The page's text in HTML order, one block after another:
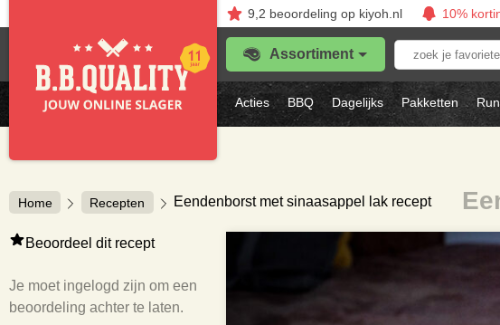
9,2 beoordelingop kiyoh.nl 10%
Assortiment
Zoek
je
favoriete
stuk
vlees..
Acties BBQ Dagelijks Pakketten
Home Recepten Eendenborst met sinaasappel lak recept
Beoordeel dit recept
Je moet ingelogd zijn om een
beoordeling achter te laten.